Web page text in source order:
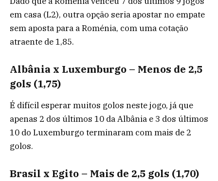
em casa (L2), outra opção seria apostar no empate
sem aposta para a Roménia, com uma cotação
atraente de 1,85.
Albânia x Luxemburgo – Menos de 2,5
gols (1,75)
É difícil esperar muitos golos neste jogo, já que
apenas 2 dos últimos 10 da Albânia e 3 dos últimos
10 do Luxemburgo terminaram com mais de 2
golos.
Brasil x Egito – Mais de 2,5 gols (1,70)